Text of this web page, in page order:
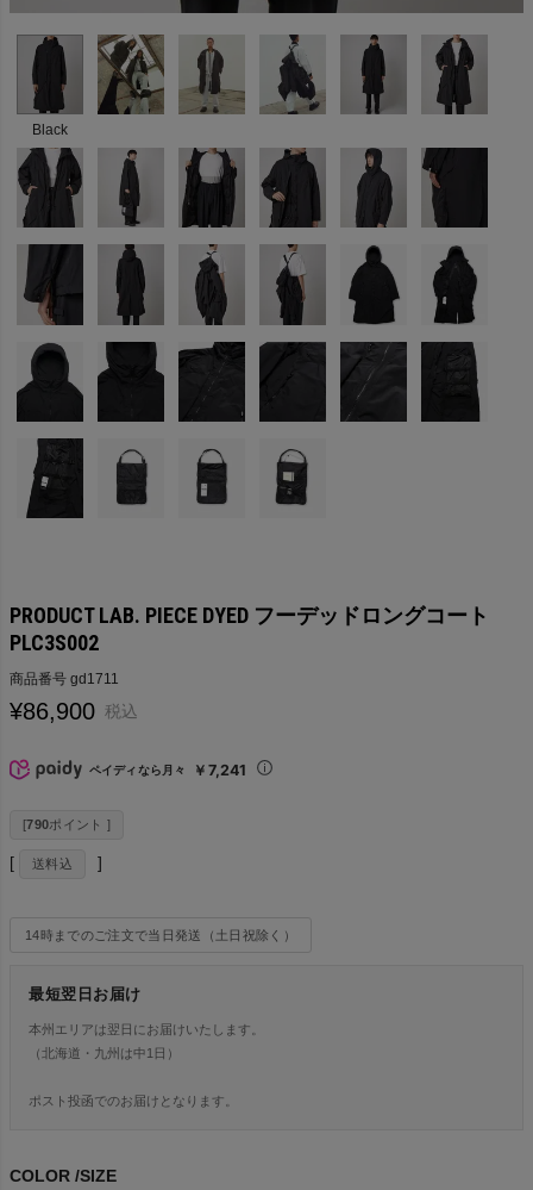
Black
PRODUCT LAB. PIECE DYED フーデッドロングコート
PLC3S002
商品番号 gd1711
¥86,900 税込
ペイディなら月々 ￥7,241
[790ポイント ]
送料込
14時までのご注文で当日発送（土日祝除く）
最短翌日お届け
本州エリアは翌日にお届けいたします。
（北海道・九州は中1日）
ポスト投函でのお届けとなります。
COLOR SIZE